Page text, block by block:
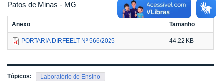
Patos de Minas - MG
Anexo Tamanho
PORTARIA DIRFEELT Nº 566/2025 44.22 KB
Tópicos: Laboratório de Ensino